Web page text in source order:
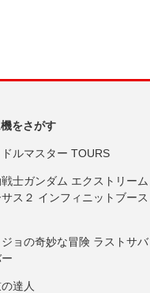
をさがす
ルマスター TOURS
士ガンダム エクストリーム
ス２ インフィニットブース
ョの奇妙な冒険 ラストサバ
達人